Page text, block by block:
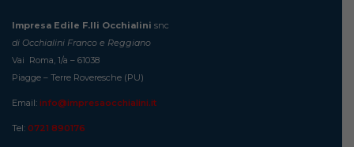
Impresa Edile F.lli Occhialini snc
di Occhialini Franco e Reggiano
Vai Roma, 1/a – 61038
Piagge – Terre Roveresche (PU)
Email: info@impresaocchialini.it
Tel: 0721 890176